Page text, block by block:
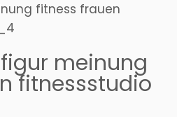
fitness frauen
meinung
fitnessstudio